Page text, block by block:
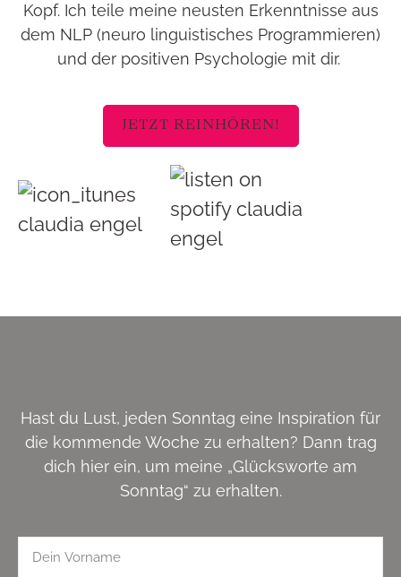
Kopf. Ich teile meine neusten Erkenntnisse aus
dem NLP (neuro linguistisches Programmieren)
und der positiven Psychologie mit dir.
JETZT REINHÖREN!
Hast du Lust, jeden Sonntag eine Inspiration für
die kommende Woche zu erhalten? Dann trag
dich hier ein, um meine „Glücksworte am
Sonntag“ zu erhalten.